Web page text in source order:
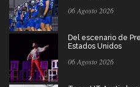
06 Agosto 2026
Del escenario de
Estados Unidos
06 Agosto 2026